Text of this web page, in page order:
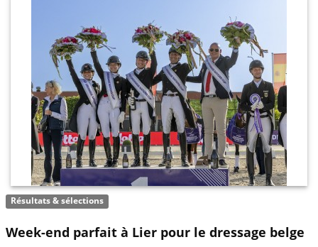
Résultats & sélections
Week-end parfait à Lier pour le dressage belge